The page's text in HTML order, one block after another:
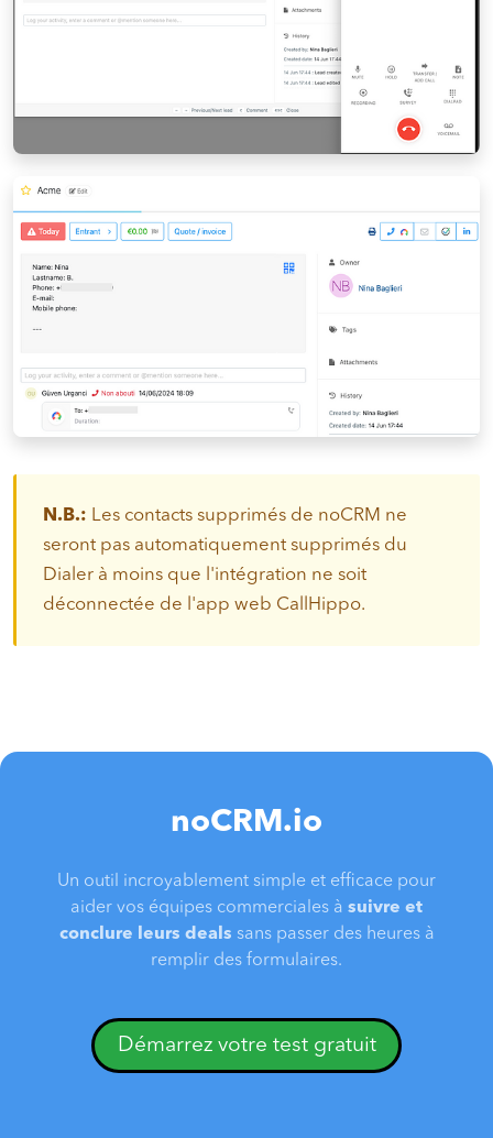
N.B.: Les contacts supprimés de noCRM ne
seront pas automatiquement supprimés du
Dialer à moins que l'intégration ne soit
déconnectée de l'app web CallHippo.
noCRM.io
Un outil incroyablement simple et efficace pour
aider vos équipes commerciales à suivre et
conclure leurs deals sans passer des heures à
remplir des formulaires.
Démarrez votre test gratuit